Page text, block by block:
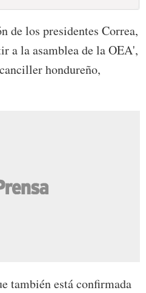
de los presidentes Correa,
a la asamblea de la OEA',
hondureño,
también está confirmada